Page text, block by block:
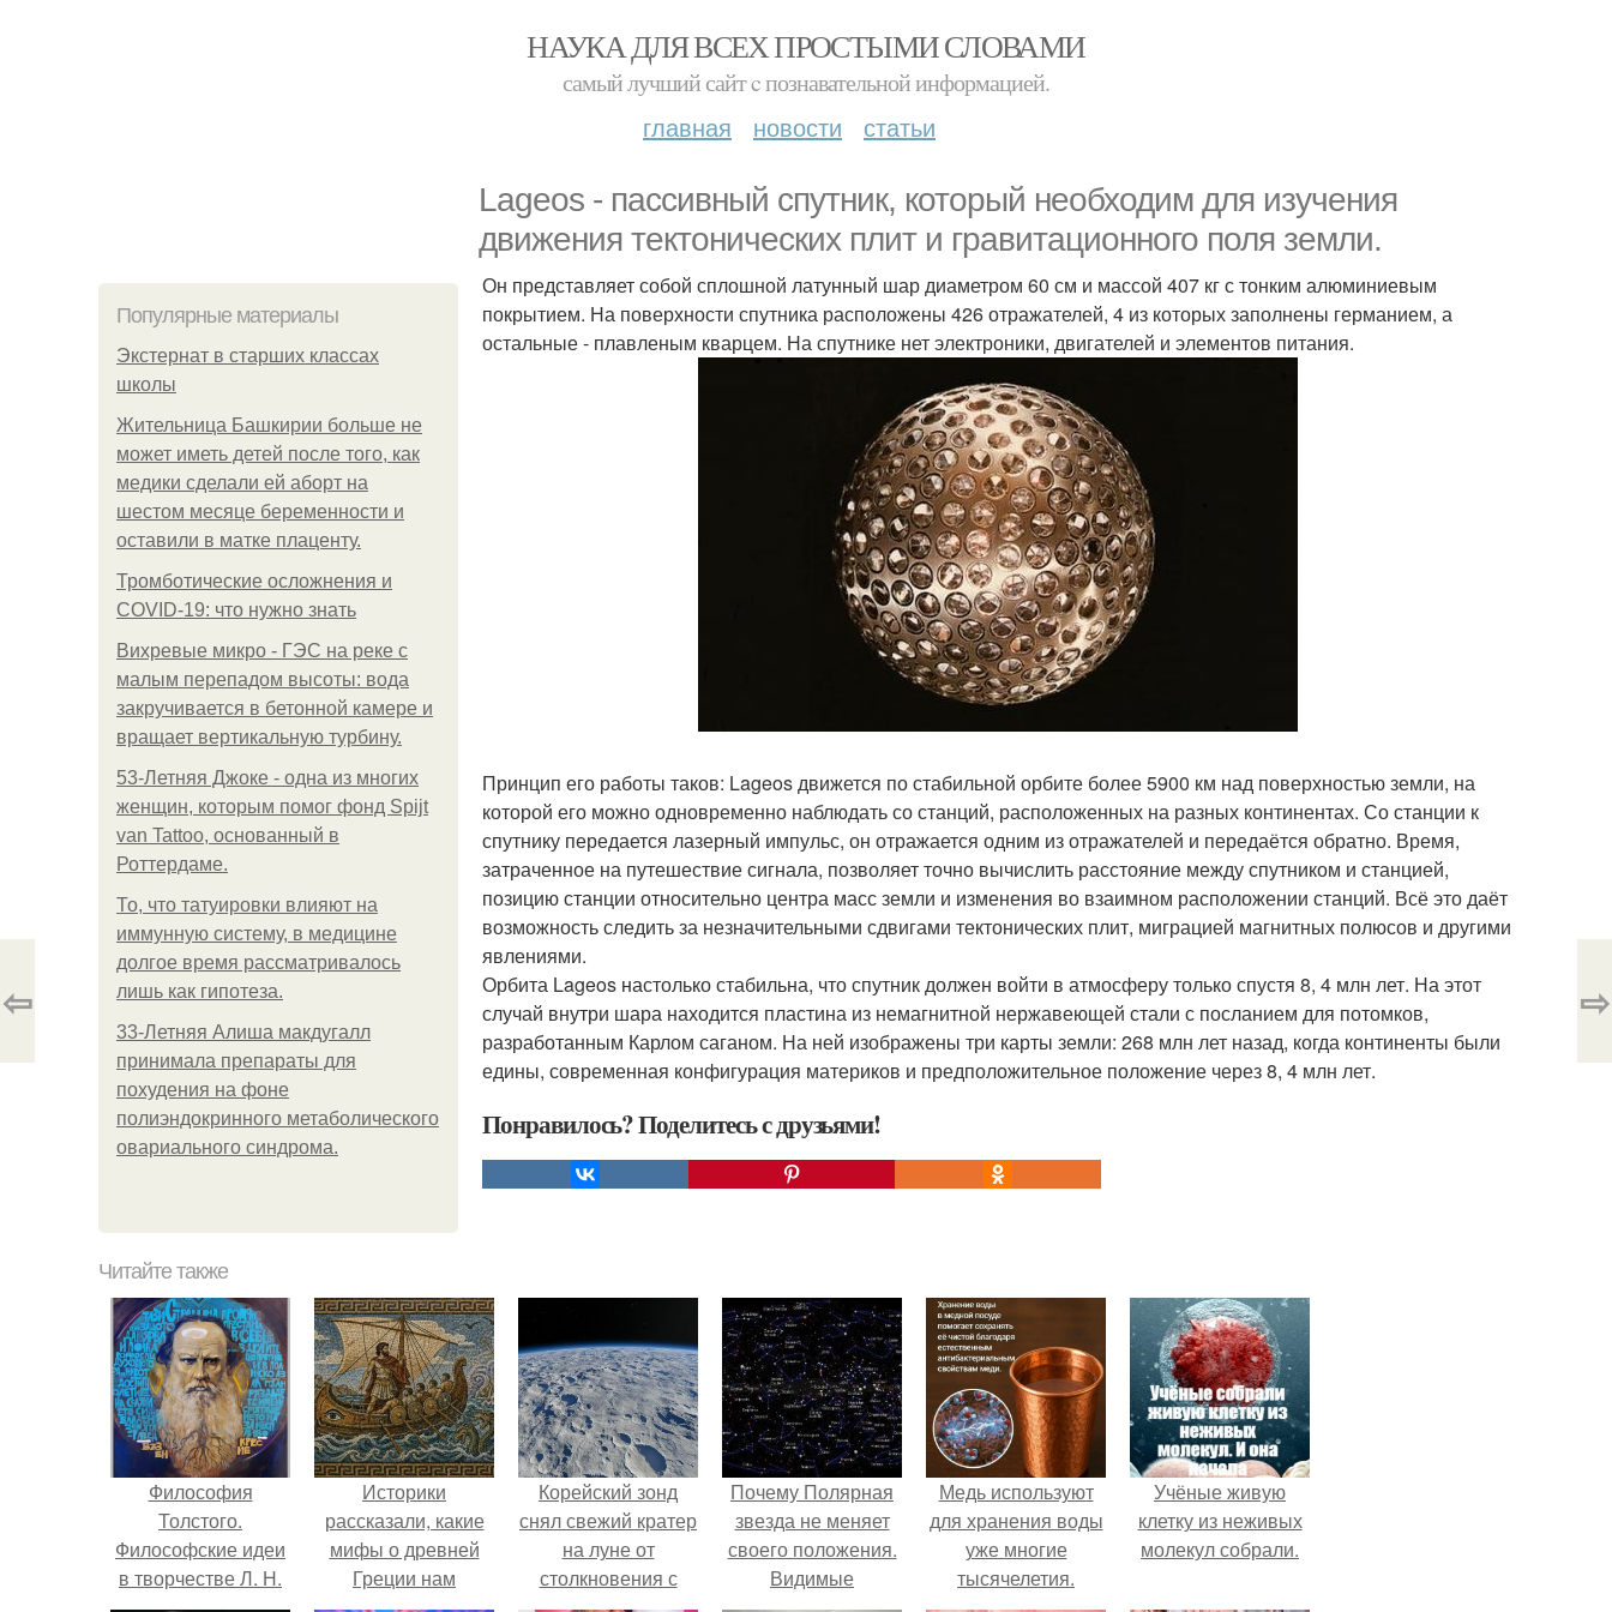
НАУКА ДЛЯ ВСЕХ ПРОСТЫМИ СЛОВАМИ
самый лучший сайт c познавательной информацией.
главная новости статьи
Lageos - пассивный спутник, который необходим для изучения
движения тектонических плит и гравитационного поля земли.
Популярные материалы
Экстернат в старших классах
школы
Жительница Башкирии больше не
может иметь детей после того, как
медики сделали ей аборт на
шестом месяце беременности и
оставили в матке плаценту.
Тромботические осложнения и
COVID-19: что нужно знать
Вихревые микро - ГЭС на реке с
малым перепадом высоты: вода
закручивается в бетонной камере и
вращает вертикальную турбину.
53-Летняя Джоке - одна из многих
женщин, которым помог фонд Spijt
van Tattoo, основанный в
Роттердаме.
То, что татуировки влияют на
иммунную систему, в медицине
долгое время рассматривалось
лишь как гипотеза.
33-Летняя Алиша макдугалл
принимала препараты для
похудения на фоне
полиэндокринного метаболического
овариального синдрома.
Он представляет собой сплошной латунный шар диаметром 60 см и массой 407 кг с тонким алюминиевым
покрытием. На поверхности спутника расположены 426 отражателей, 4 из которых заполнены германием, а
остальные - плавленым кварцем. На спутнике нет электроники, двигателей и элементов питания.
Принцип его работы таков: Lageos движется по стабильной орбите более 5900 км над поверхностью земли, на
которой его можно одновременно наблюдать со станций, расположенных на разных континентах. Со станции к
спутнику передается лазерный импульс, он отражается одним из отражателей и передаётся обратно. Время,
затраченное на путешествие сигнала, позволяет точно вычислить расстояние между спутником и станцией,
позицию станции относительно центра масс земли и изменения во взаимном расположении станций. Всё это даёт
возможность следить за незначительными сдвигами тектонических плит, миграцией магнитных полюсов и другими
явлениями.
Орбита Lageos настолько стабильна, что спутник должен войти в атмосферу только спустя 8, 4 млн лет. На этот
случай внутри шара находится пластина из немагнитной нержавеющей стали с посланием для потомков,
разработанным Карлом саганом. На ней изображены три карты земли: 268 млн лет назад, когда континенты были
едины, современная конфигурация материков и предположительное положение через 8, 4 млн лет.
Понравилось? Поделитесь с друзьями!
⇦ ⇨
Читайте также
Философия
Толстого.
Философские идеи
в творчестве Л. Н.
Историки
рассказали, какие
мифы о древней
Греции нам
Корейский зонд
снял свежий кратер
на луне от
столкновения с
Почему Полярная
звезда не меняет
своего положения.
Видимые
Медь используют
для хранения воды
уже многие
тысячелетия.
Учёные живую
клетку из неживых
молекул собрали.